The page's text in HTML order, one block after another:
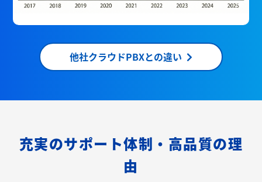
他社クラウドPBXとの違い
充実のサポート体制・高品質の理
由